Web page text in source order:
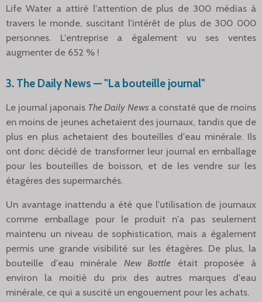
Life Water a attiré l'attention de plus de 300 médias à
travers le monde, suscitant l'intérêt de plus de 300 000
personnes. L'entreprise a également vu ses ventes
augmenter de 652 % !
3. The Daily News — "La bouteille journal"
Le journal japonais The Daily Newsa constaté que de moins
en moins de jeunes achetaient des journaux, tandis que de
plus en plus achetaient des bouteilles d'eau minérale. Ils
ont donc décidé de transformer leur journal en emballage
pour les bouteilles de boisson, et de les vendre sur les
étagères des supermarchés.
Un avantage inattendu a été que l'utilisation de journaux
comme emballage pour le produit n'a pas seulement
maintenu un niveau de sophistication, mais a également
permis une grande visibilité sur les étagères. De plus, la
bouteille d'eau minérale New Bottle était proposée à
environ la moitié du prix des autres marques d'eau
minérale, ce qui a suscité un engouement pour les achats.